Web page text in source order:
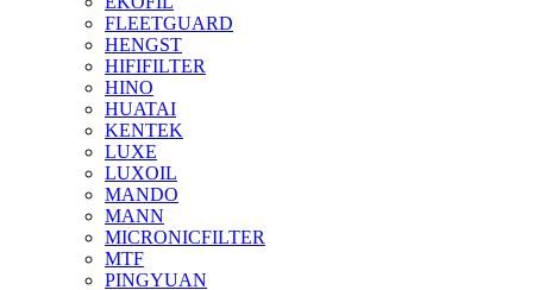
FLEETGUARD
HENGST
HIFIFILTER
HINO
HUATAI
KENTEK
LUXE
LUXOIL
MANDO
MANN
MICRONICFILTER
MTF
PINGYUAN